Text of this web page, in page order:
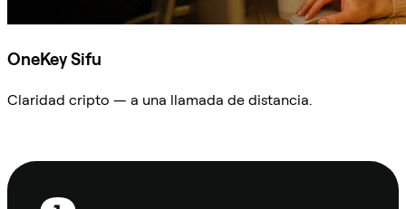
OneKey Sifu
Claridad cripto — a una llamada de distancia.
Pie